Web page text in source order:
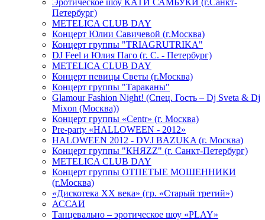
Эротическое шоу КАТИ САМБУКИ (г.Санкт-
Петербург)
METELICA CLUB DAY
Концерт Юлии Савичевой (г.Москва)
Концерт группы "TRIAGRUTRIKA"
DJ Feel и Юлия Паго (г. С. - Петербург)
METELICA CLUB DAY
Концерт певицы Светы (г.Москва)
Концерт группы "Тараканы"
Glamour Fashion Night! (Спец. Гость – Dj Sveta & Dj
Mixon (Москва))
Концерт группы «Centr» (г. Москва)
Pre-party «HALLOWEEN - 2012»
HALOWEEN 2012 - DVJ BAZUKA (г. Москва)
Концерт группы "КНЯZZ" (г. Санкт-Петербург)
METELICA CLUB DAY
Концерт группы ОТПЕТЫЕ МОШЕННИКИ
(г.Москва)
«Дискотека ХХ века» (гр. «Старый третий»)
АССАИ
Танцевально – эротическое шоу «PLAY»